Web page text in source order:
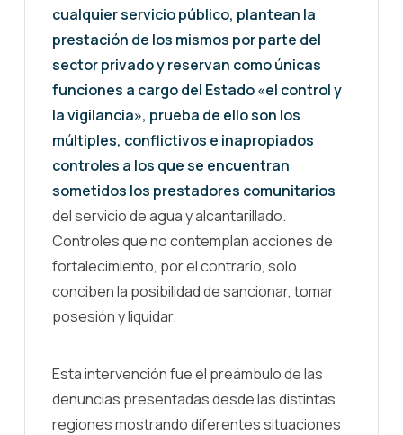
cualquier servicio público, plantean la
prestación de los mismos por parte del
sector privado y reservan como únicas
funciones a cargo del Estado «el control y
la vigilancia», prueba de ello son los
múltiples, conflictivos e inapropiados
controles a los que se encuentran
sometidos los prestadores comunitarios
del servicio de agua y alcantarillado.
Controles que no contemplan acciones de
fortalecimiento, por el contrario, solo
conciben la posibilidad de sancionar, tomar
posesión y liquidar.
Esta intervención fue el preámbulo de las
denuncias presentadas desde las distintas
regiones mostrando diferentes situaciones